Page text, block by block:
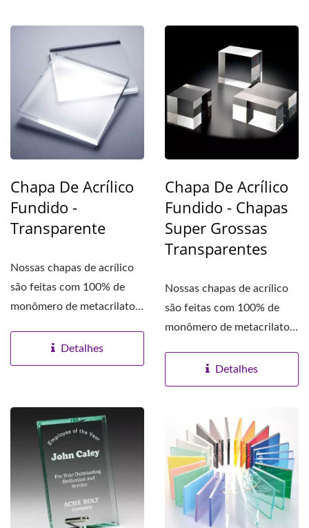
Chapa De Acrílico
Fundido -
Transparente
Nossas chapas de acrílico
são feitas com 100% de
monômero de metacrilato
Detalhes
Chapa De Acrílico
Fundido - Chapas
Super Grossas
Transparentes
Nossas chapas de acrílico
são feitas com 100% de
monômero de metacrilato
Detalhes